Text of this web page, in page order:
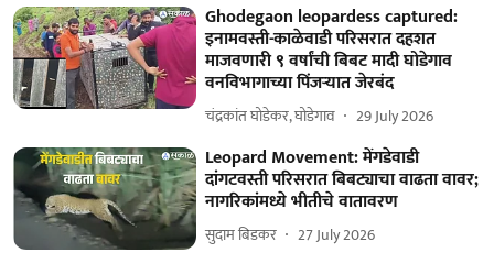
Ghodegaon leopardess captured:
इनामवस्ती-काळेवाडी परिसरात दहशत
माजवणारी ९ वर्षांची बिबट मादी घोडेगाव
वनविभागाच्या पिंजऱ्यात जेरबंद
चंद्रकांत घोडेकर, घोडेगाव 29 July 2026
Leopard Movement: मेंगडेवाडी
दांगटवस्ती परिसरात बिबट्याचा वाढता वावर;
नागरिकांमध्ये भीतीचे वातावरण
सुदाम बिडकर 27 July 2026